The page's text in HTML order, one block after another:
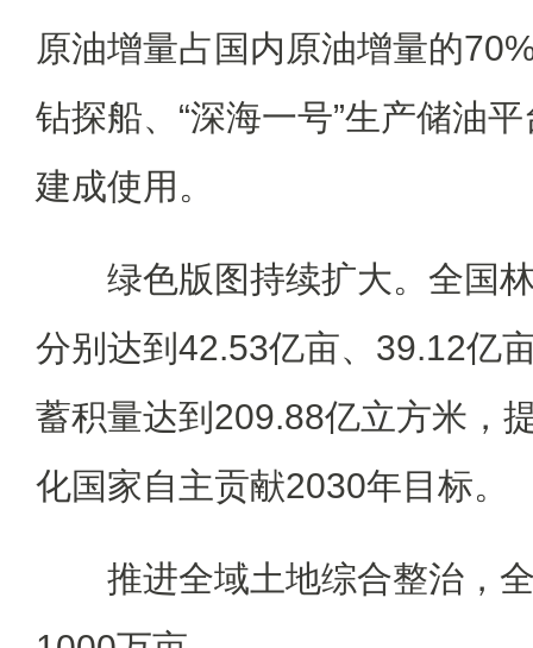
原油增量占国内原油增量的
钻探船、“深海一号”生产储油
建成使用。
绿色版图持续扩大。全国林
分别达到42.53亿亩、39.12亿
蓄积量达到209.88亿立方米，
化国家自主贡献2030年目标。
推进全域土地综合整治，全